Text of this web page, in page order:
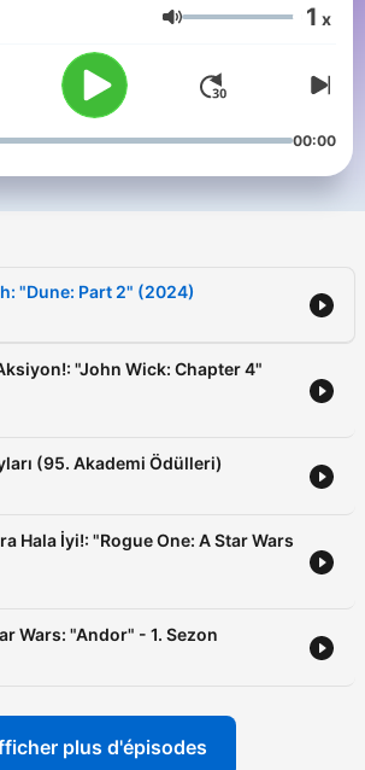
Volume 1 x
00:00
"Dune: Part 2" (2024)
"John Wick: Chapter 4"
(95. Akademi Ödülleri)
Hala İyi!: "Rogue One: A Star Wars
Wars: "Andor" - 1. Sezon
plus d'épisodes